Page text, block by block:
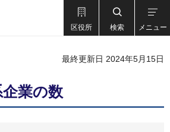
区役所 検索 メニュー
最終更新日 2024年5月15日
企業の数